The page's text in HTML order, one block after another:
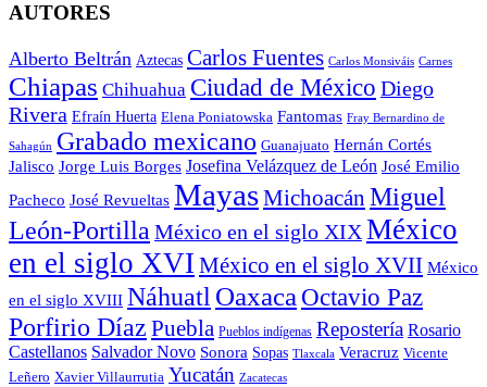
AUTORES
Alberto Beltrán Aztecas Carlos Fuentes Carlos Monsiváis Carnes
Chiapas Chihuahua Ciudad de México Diego
Rivera Efraín Huerta Elena Poniatowska Fantomas Fray Bernardino de
Sahagún Grabado mexicano Guanajuato Hernán Cortés
Jalisco Jorge Luis Borges Josefina Velázquez de León José Emilio
Pacheco José Revueltas MayasMichoacán Miguel
León-Portilla México en el siglo XIXMéxico
en el siglo XVI México en el siglo XVII México
en el siglo XVIII Náhuatl Oaxaca Octavio Paz
Porfirio Díaz Puebla Pueblos indígenas Repostería Rosario
Castellanos Salvador Novo Sonora Sopas Tlaxcala Veracruz Vicente
Leñero Xavier Villaurrutia Yucatán Zacatecas